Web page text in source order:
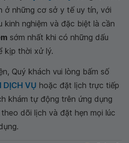
ở những cơ sở y tế uy tín, với
kinh nghiệm và đặc biệt là cần
sớm nhất khi có những dấu
kịp thời xử lý.
Quý khách vui lòng bấm số
DỊCH VỤ hoặc đặt lịch trực tiếp
khám tự động trên ứng dụng
dõi lịch và đặt hẹn mọi lúc